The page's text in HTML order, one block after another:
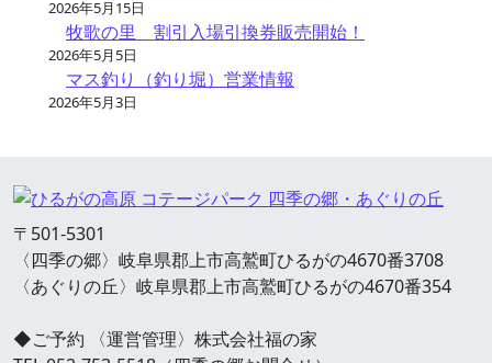
2026年5月15日
牧歌の里 割引入場引換券販売開始！
2026年5月5日
マス釣り（釣り堀）営業情報
2026年5月3日
〒501-5301
〈四季の郷〉岐阜県郡上市高鷲町ひるがの4670番3708
〈あぐりの丘〉岐阜県郡上市高鷲町ひるがの4670番354
◆ご予約 〈運営管理〉株式会社福の家